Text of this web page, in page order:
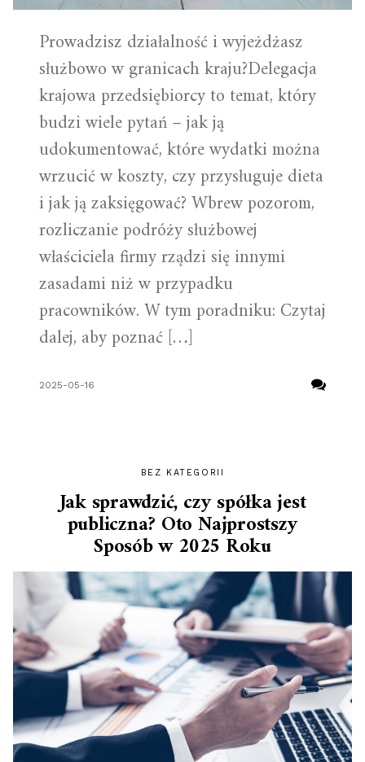
Prowadzisz działalność i wyjeżdżasz
służbowo w granicach kraju?Delegacja
krajowa przedsiębiorcy to temat, który
budzi wiele pytań – jak ją
udokumentować, które wydatki można
wrzucić w koszty, czy przysługuje dieta
i jak ją zaksięgować? Wbrew pozorom,
rozliczanie podróży służbowej
właściciela firmy rządzi się innymi
zasadami niż w przypadku
pracowników. W tym poradniku: Czytaj
dalej, aby poznać […]
2025-05-16
BEZ KATEGORII
Jak sprawdzić, czy spółka jest
publiczna? Oto Najprostszy
Sposób w 2025 Roku